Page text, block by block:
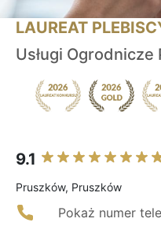
LAUREAT
Usługi Ogrodnicze
9.1
Pruszków, Pruszków
Pokaż numer